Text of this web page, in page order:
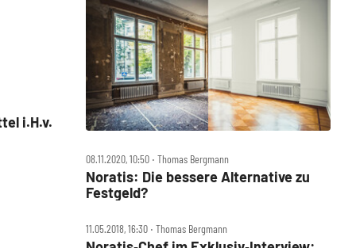
i.H.v.
08.11.2020, 10:50 ‧ Thomas Bergmann
Noratis: Die bessere Alternative zu
Festgeld?
11.05.2018, 16:30 ‧ Thomas Bergmann